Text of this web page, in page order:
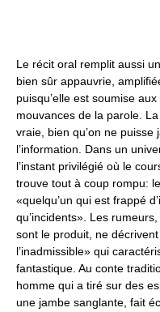
Le récit oral remplit aussi
bien sûr appauvrie,
puisqu’elle est soumise
mouvances de la parole.
vraie, bien qu’on ne
l’information. Dans un
l’instant privilégié où le
trouve tout à coup rompu:
«quelqu’un qui est frappé
qu’incidents». Les
sont le produit, ne
l’inadmissible» qui
fantastique. Au conte
homme qui a tiré sur des
une jambe sanglante, fait